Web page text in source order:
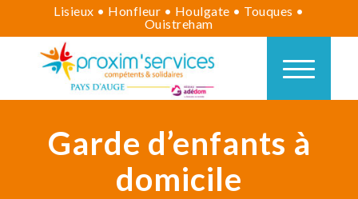
Lisieux • Honfleur • Houlgate • Touques •
Ouistreham
Garde d’enfants à
domicile